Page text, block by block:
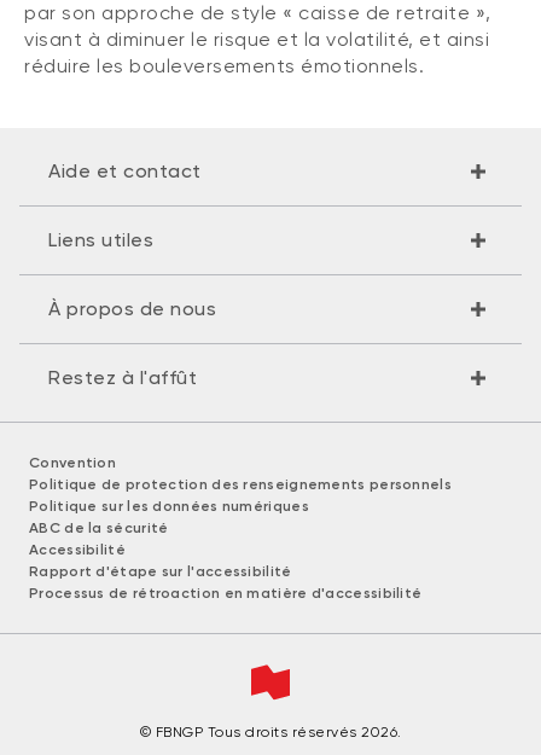
par son approche de style « caisse de retraite »,
visant à diminuer le risque et la volatilité, et ainsi
réduire les bouleversements émotionnels.
Aide et contact
Liens utiles
À propos de nous
Restez à l'affût
Convention
Politique de protection des renseignements personnels
Politique sur les données numériques
ABC de la sécurité
Accessibilité
Rapport d'étape sur l'accessibilité
Processus de rétroaction en matière d'accessibilité
© FBNGP Tous droits réservés 2026.